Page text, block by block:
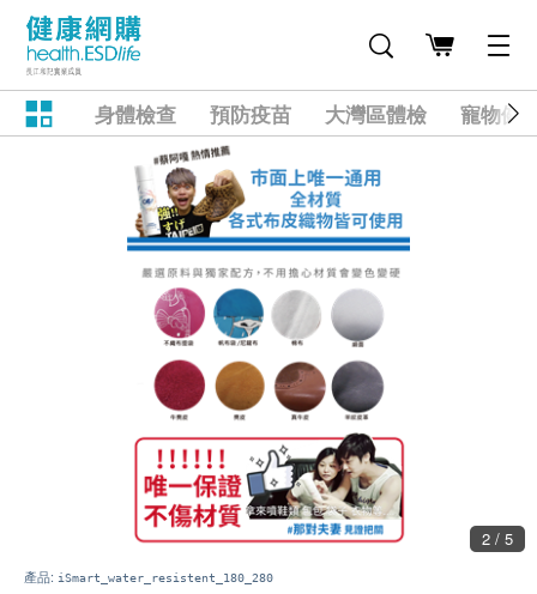
身體檢查 預防疫苗 大灣區體檢 寵物健
2 / 5
產品: iSmart_water_resistent_180_280